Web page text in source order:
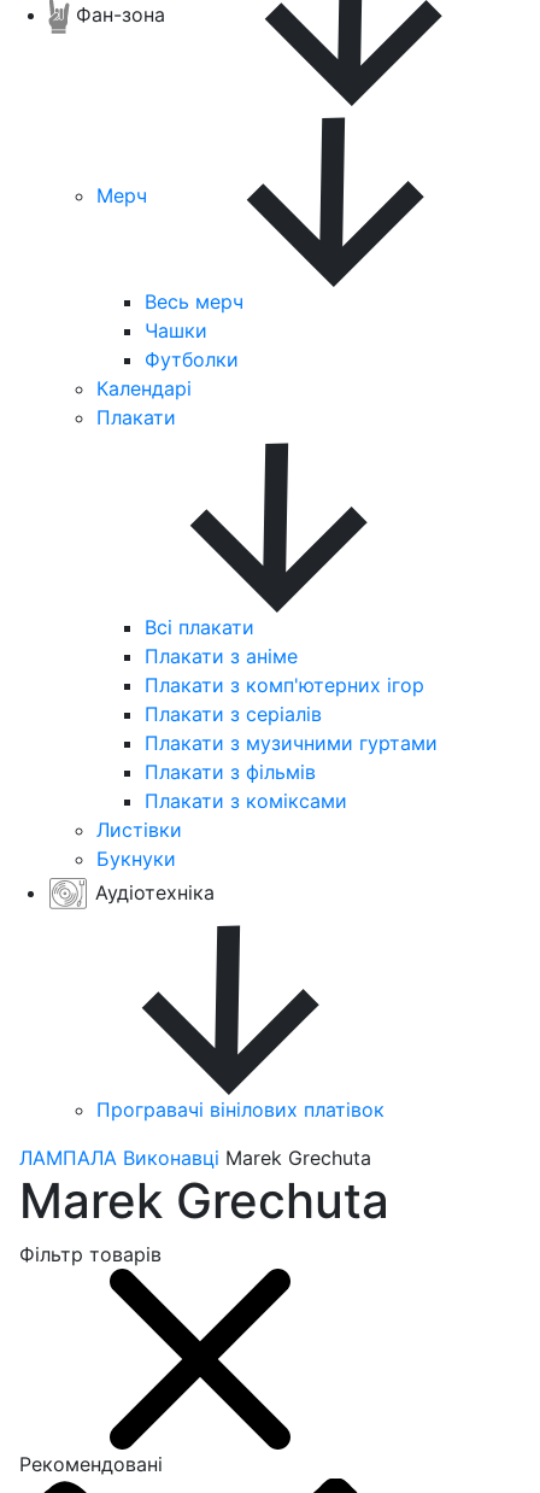
Фан-зона
Мерч
Весь мерч
Чашки
Футболки
Календарі
Плакати
Всі плакати
Плакати з аніме
Плакати з комп'ютерних ігор
Плакати з серіалів
Плакати з музичними гуртами
Плакати з фільмів
Плакати з коміксами
Листівки
Букнуки
Аудіотехніка
Програвачі вінілових платівок
ЛАМПАЛА Виконавці Marek Grechuta
Marek Grechuta
Фільтр товарів
Рекомендовані